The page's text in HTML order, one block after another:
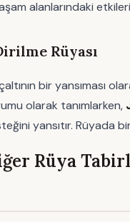
alanlarındaki
Rüyası
bir yansıması
olarak tanımlarken,
yansıtır. Rüyada
Rüya